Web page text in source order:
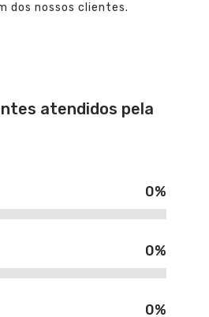
dos nossos clientes.
atendidos pela
0%
0%
0%